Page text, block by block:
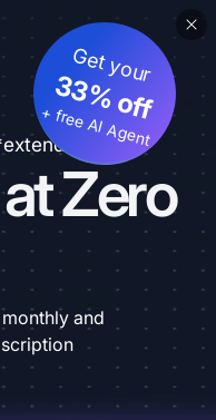
Zero
Get your
33% off
+ free AI Agent
and